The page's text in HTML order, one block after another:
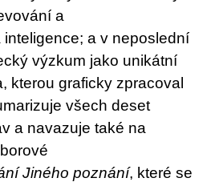
a
inteligence; a v neposlední
výzkum jako unikátní
kterou graficky zpracoval
všech deset
a navazuje také na
Jiného poznání, které se